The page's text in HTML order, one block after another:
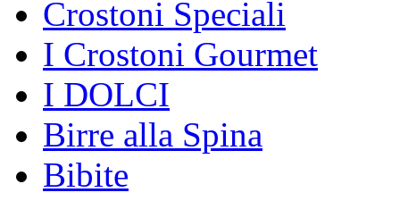
Crostoni Speciali
I Crostoni Gourmet
I DOLCI
Birre alla Spina
Bibite